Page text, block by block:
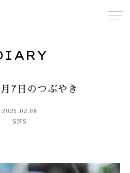
ABOUT
ACCESS
7日のつぶやき
2026.02.08
SNS